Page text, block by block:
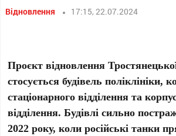
Відновлення 17:15, 22.07.2024
Проєкт відновлення
стосується будівель поліклініки,
стаціонарного відділення та
відділення. Будівлі сильно
2022 року, коли російські танки